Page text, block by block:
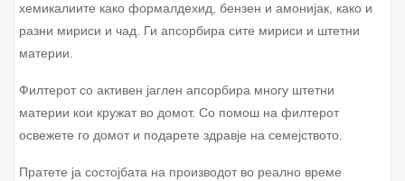
хемикалиите како формалдехид, бензен и амонијак, како и
разни мириси и чад. Ги апсорбира сите мириси и штетни
материи.
Филтерот со активен јаглен апсорбира многу штетни
материи кои кружат во домот. Со помош на филтерот
освежете го домот и подарете здравје на семејството.
Пратете ја состојбата на производот во реално време